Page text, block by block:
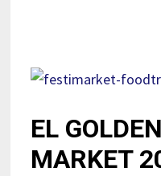
EL
MARKET